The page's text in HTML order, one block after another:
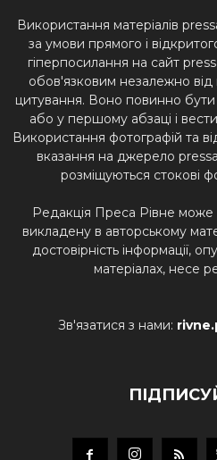
Використання матеріалів
за умови прямого і
гіперпосилання на сайт
обов'язковим незалежно від
цитування. Воно повинно бути
або у першому абзаці і
Використання фотографій та
вказання на джерело
розміщуються стокові
Редакція Преса Рівне може
викладену в авторському
достовірність інформації,
матеріалах, несе
Зв'язатися з нами: